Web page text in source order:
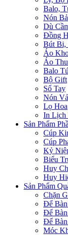
Balo,
Nón
Dù
Đồng
Bút Bi,
Áo
Áo
Balo
Bộ Gift
Sổ Tay
Nón
Lọ Hoa
In Lịch
Sản Phẩm
Cúp
Cúp
Kỷ
Biểu
Huy
Huy
Sản Phẩm
Chặn
Để
Để
Để
Móc